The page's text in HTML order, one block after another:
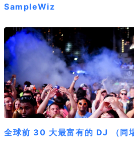
SampleWiz
全球前 30 大最富有的 DJ （同